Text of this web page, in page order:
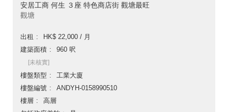
安居工商 何生 ３座 特色商店街 觀塘最旺
觀塘
出租
HK$ 22,000 / 月
建築面積
960 呎
[未核實]
樓盤類型
工業大廈
樓盤編號
ANDYH-0158990510
樓層
高層